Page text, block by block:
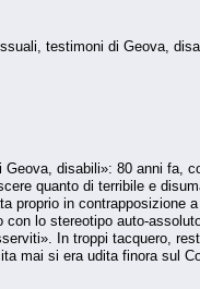
testimoni di Geova,
disabili»: 80 anni fa,
quanto di terribile e
in contrapposizione
lo stereotipo auto-
In troppi tacquero,
mai si era udita finora sul